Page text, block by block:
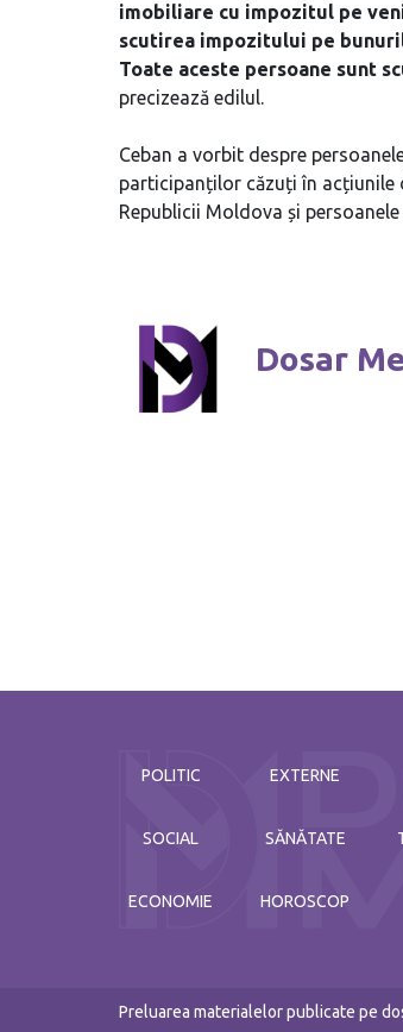
imobiliare cu impozitul pe
scutirea impozitului pe
Toate aceste persoane sunt
precizează edilul.
Ceban a vorbit despre
participanților căzuți în acțiunile
Republicii Moldova și
Dosar
POLITIC
SOCIAL
ECONOMIE
EXTERNE
SĂNĂTATE
HOROSCOP
Preluarea materialelor publicate pe